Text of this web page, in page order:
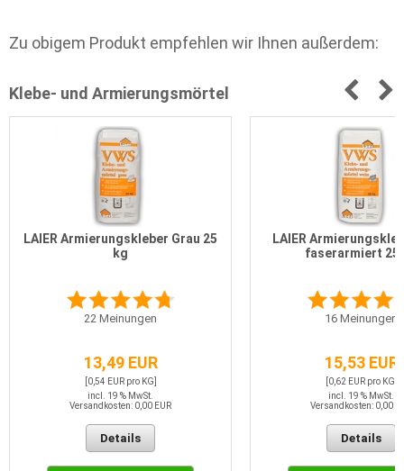
Zu obigem Produkt empfehlen wir Ihnen außerdem:
Klebe- und Armierungsmörtel
LAIER Armierungskleber Grau 25
kg
22 Meinungen
13,49 EUR
[0,54 EUR pro KG]
incl. 19 % MwSt.
Versandkosten: 0,00 EUR
Details
LAIER
faserarmiert 25
16 Meinungen
15,53 EUR
[0,62 EUR pro KG]
incl. 19 % MwSt.
Versandkosten: 0,00
Details